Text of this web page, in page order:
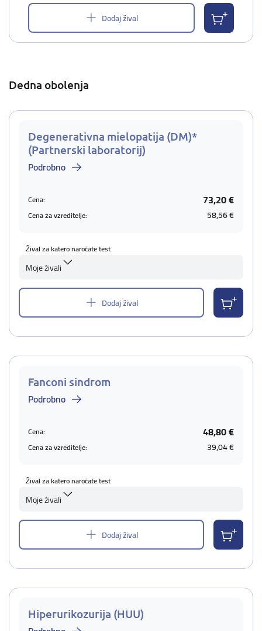
Dodaj žival
Dedna obolenja
Degenerativna mielopatija (DM)*
(Partnerski laboratorij)
Podrobno
Cena: 73,20 €
Cena za vzreditelje: 58,56 €
Žival za katero naročate test
Moje živali
Dodaj žival
Fanconi sindrom
Podrobno
Cena: 48,80 €
Cena za vzreditelje: 39,04 €
Žival za katero naročate test
Moje živali
Dodaj žival
Hiperurikozurija (HUU)